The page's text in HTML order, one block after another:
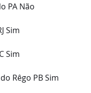
PA Não
Sim
Sim
Rêgo PB Sim